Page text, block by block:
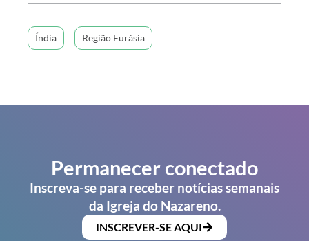
Índia Região Eurásia
Permanecer conectado
Inscreva-se para receber notícias semanais
da Igreja do Nazareno.
INSCREVER-SE AQUI